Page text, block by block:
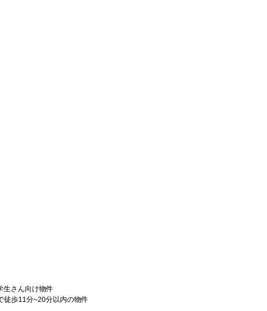
生さん向け物件
徒歩11分~20分以内の物件